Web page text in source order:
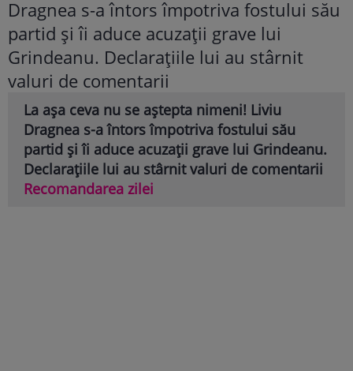
La așa ceva nu se aștepta nimeni! Liviu
Dragnea s-a întors împotriva fostului său
partid și îi aduce acuzații grave lui Grindeanu.
Declarațiile lui au stârnit valuri de comentarii
Recomandarea zilei